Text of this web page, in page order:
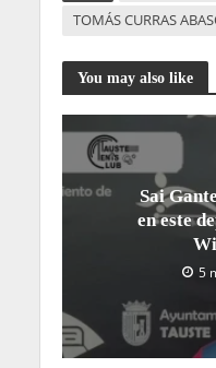
TOMÁS CURRAS
You may also like
Sai
en este
5